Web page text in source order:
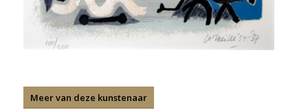
Meer van deze kunstenaar